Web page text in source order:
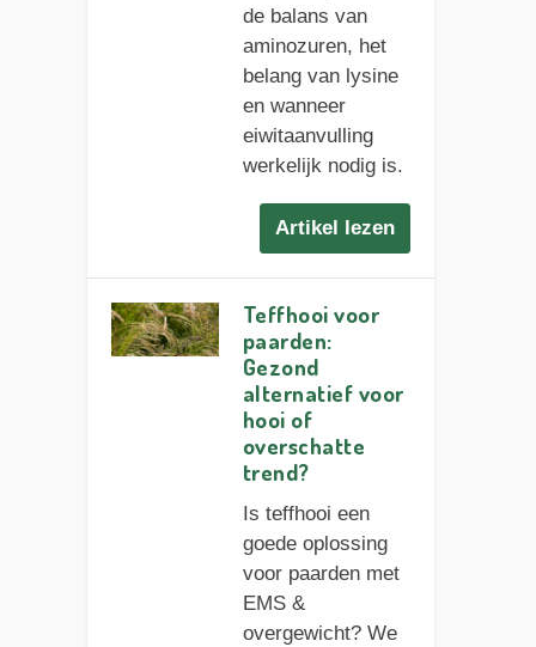
de balans van
aminozuren, het
belang van lysine
en wanneer
eiwitaanvulling
werkelijk nodig is.
Artikel lezen
Teffhooi voor
paarden:
Gezond
alternatief voor
hooi of
overschatte
trend?
Is teffhooi een
goede oplossing
voor paarden met
EMS &
overgewicht? We